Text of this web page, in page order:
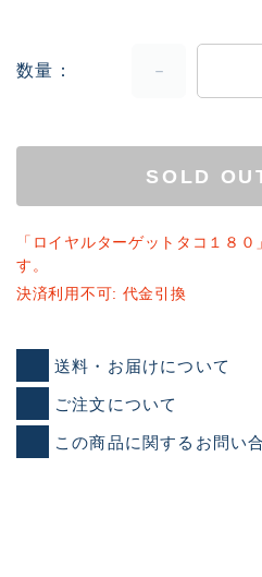
数量
SOLD
「ロイヤルターゲットタコ１８
す。
決済利用不可: 代金引換
送料・お届けについて
ご注文について
この商品に関するお問い